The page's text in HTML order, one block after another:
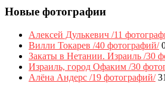
Новые фотографии
Алексей Дулькевич /11
Вилли Токарев /40 фотографий/
Закаты в Нетании. Израиль /30
Израиль, город Офаким /30
Алёна Андерс /19 фотографий/